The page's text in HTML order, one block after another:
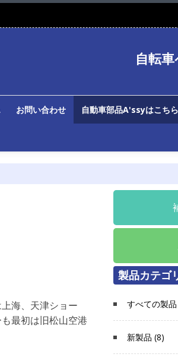
自転
お問い合わせ 自動車部品A'ssyはこちら
海、天津ショー
最初は旧松山空港
製品カテゴ
すべての製
新製品 (8)